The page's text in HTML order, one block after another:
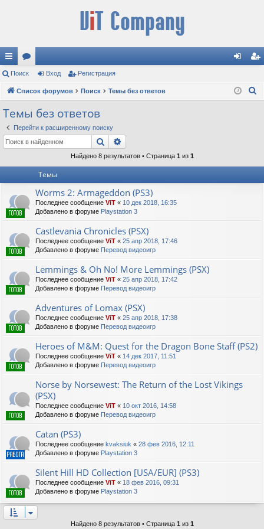
с
ы
лк
и
ор
ум д ис
Поиск Вход Регистрация
Список форумов Поиск Темы без ответов
Темы без ответов
Перейти к расширенному поиску
Поиск
Найдено 8 результатов • Страница 1 из 1
Темы
Worms 2: Armageddon (PS3)
Последнее сообщение ViT « 10 дек 2018, 16:35
Добавлено в форуме Playstation 3
Castlevania Chronicles (PSX)
Последнее сообщение ViT « 25 апр 2018, 17:46
Добавлено в форуме Перевод видеоигр
Lemmings & Oh No! More Lemmings (PSX)
Последнее сообщение ViT « 25 апр 2018, 17:42
Добавлено в форуме Перевод видеоигр
Adventures of Lomax (PSX)
Последнее сообщение ViT « 25 апр 2018, 17:38
Добавлено в форуме Перевод видеоигр
Heroes of M&M: Quest for the Dragon Bone Staff (PS2)
Последнее сообщение ViT « 14 дек 2017, 11:51
Добавлено в форуме Перевод видеоигр
Norse by Norsewest: The Return of the Lost Vikings
(PSX)
Последнее сообщение ViT « 10 окт 2016, 14:58
Добавлено в форуме Перевод видеоигр
Catan (PS3)
Последнее сообщение kvaksiuk « 28 фев 2016, 12:11
Добавлено в форуме Playstation 3
Silent Hill HD Collection [USA/EUR] (PS3)
Последнее сообщение ViT « 18 фев 2016, 09:31
Добавлено в форуме Playstation 3
Найдено 8 результатов • Страница 1 из 1